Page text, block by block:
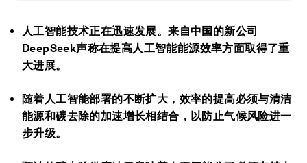
人工智能技术正在迅速发展。来自中国的新公司
DeepSeek声称在提高人工智能能源效率方面取得了重
大进展。
随着人工智能部署的不断扩大，效率的提高必须与清洁
能源和碳去除的加速增长相结合，以防止气候风险进一
步升级。